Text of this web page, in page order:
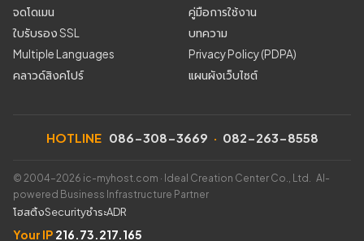
จดโดเมน
ใบรับรอง SSL
Multiple Languages
คลาวด์สิงคโปร์
คู่มือการใช้งาน
บทความ
Privacy Policy (PDPA)
แผนผังเว็บไซต์
HOTLINE 086-308-3669 · 082-263-8558
© 2004–2026 ic-myhost.com · Ideal Creation Center Co., Ltd. AI-
powered Business Infrastructure Partner
โฮสติ้งSecurityชำระADR
Your IP 216.73.217.165